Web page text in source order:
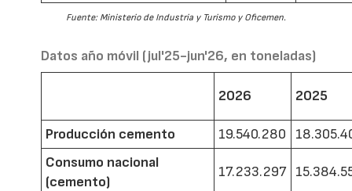
Fuente: Ministerio de Industria y Turismo y Oficemen.
Datos año móvil (jul'25-jun'26, en toneladas)
2026 2025
Producción cemento 19.540.280
Consumo nacional
(cemento)
17.233.297